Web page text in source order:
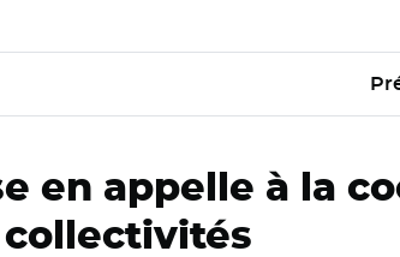
en appelle à la
collectivités